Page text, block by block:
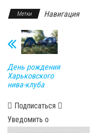
Метки Навигация
День рождения
Харьковского
нива-клуба
Подписаться
Уведомить о